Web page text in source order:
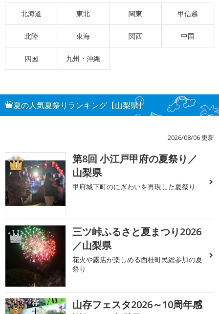
北海道 東北 関東 甲信越
北陸 東海 関西 中国
四国 九州・沖縄
夏の人気夏祭りランキング【山梨県】
2026/08/06 更新
1
第8回 小江戸甲府の夏祭り／
山梨県
甲府城下町のにぎわいを再現した夏祭り
2
三ツ峠ふるさと夏まつり2026
／山梨県
花火や露店が楽しめる西桂町民総参加の夏
祭り
3
山存フェスタ2026～10周年感